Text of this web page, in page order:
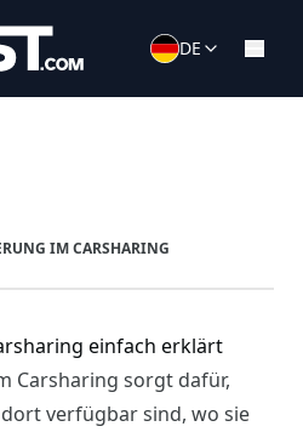
DE
IM CARSHARING
einfach erklärt
Carsharing sorgt dafür,
verfügbar sind, wo sie